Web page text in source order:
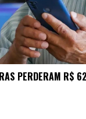
PERDERAM R$